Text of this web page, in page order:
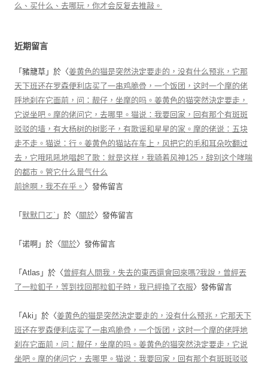
么、买什么、去哪玩，你才会反复去推敲。
近期留言
「 豬籠草 」於〈姜黄色的猫是突然決定要走的，没有什么预兆，它那
天下班还在罗森便利店买了一串鸡脆骨，一个饭团，这时一个摩的佬
呼地刹在它面前，问：靓仔，坐摩的吗。姜黄色的猫突然決定要走，
它说坐吧。摩的佬问它，去哪里。猫说：我要回家，回有那个有斑斑
驳驳的墙，有大杨树的树影子，有歌谣和星星的家。摩的佬说：五块
走不走。猫说：行。姜黄色的猫站在车上，风把它的毛和耳朵吹翻过
去，它哦吼吼地唱起了歌：就是这样，我骑着风神125，辞别这个哮喘
的都市。管它什么景气什么
前途啊，我不在乎。 〉發佈留言
「 默默ㄇㄛˋ 」於〈 關於〉發佈留言
「 诺啊 」於〈 關於〉發佈留言
「 Atlas 」於〈曾經有人問我，失去的東西還會回來嗎?我說，曾經丟
了一粒釦子，等到找回那粒釦子時，我已經換了衣服〉發佈留言
「 Aki 」於〈姜黄色的猫是突然決定要走的，没有什么预兆，它那天下
班还在罗森便利店买了一串鸡脆骨，一个饭团，这时一个摩的佬呼地
刹在它面前，问：靓仔，坐摩的吗。姜黄色的猫突然決定要走，它说
坐吧。摩的佬问它，去哪里。猫说：我要回家，回有那个有斑斑驳驳